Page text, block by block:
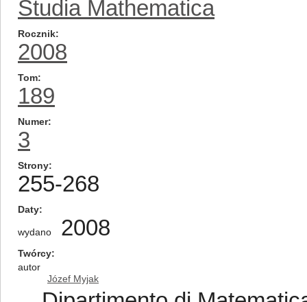
Studia Mathematica
Rocznik
2008
Tom
189
Numer
3
Strony
255-268
Daty
wydano 2008
Twórcy
autor
Józef Myjak